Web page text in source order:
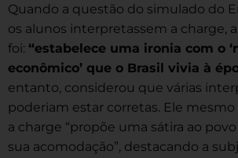
Quando a questão do simulado do
os alunos interpretassem a charge,
foi: “estabelece uma ironia com o
econômico’ que o Brasil vivia à
entanto, considerou que várias
poderiam estar corretas. Ele
a charge “propõe uma sátira ao
sua acomodação”, destacando a